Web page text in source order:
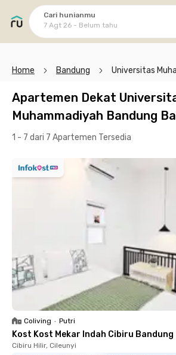
Cari hunianmu
7 Agt 26 - Belum tahu
Home Bandung Universitas
Apartemen Dekat
Muhammadiyah Bandung
1 - 7 dari 7 Apartemen Tersedia
Coliving • Putri
Kost Kost Mekar Indah Cibiru Bandung
Cibiru Hilir, Cileunyi